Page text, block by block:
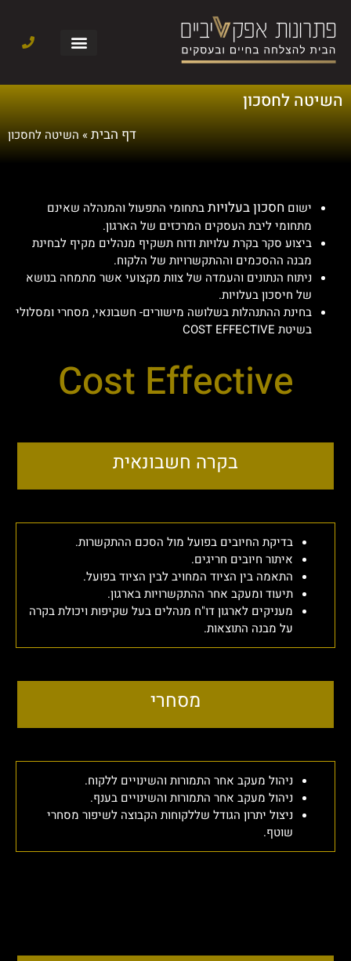
השיטה לחסכון
דף הבית» השיטה לחסכון
ישום חסכון בעלויותבתחומי התפעול והמנהלה שאינם
מתחומי ליבת העסקים המרכזים של הארגון.
ביצוע סקר בקרת עלויות ודוח תשקיף מנהלים מקיף לבחינת
מבנה ההסכמים וההתקשרויות של הלקוח.
ניתוח הנתונים והעמדה של צוות מקצועי אשר מתמחה בנושא
של חיסכון בעלויות.
בחינת ההתנהלות בשלושה מישורים- חשבונאי, מסחרי ומסלולי
בשיטת COST EFFECTIVE
Cost Effective
בקרה חשבונאית
בדיקת החיובים בפועל מול הסכם ההתקשרות.
איתור חיובים חריגים.
התאמה בין הציוד המחויב לבין הציוד בפועל.
תיעוד ומעקב אחר ההתקשרויות בארגון.
מעניקים לארגון דו"ח מנהלים בעל שקיפות ויכולת בקרה
על מבנה התוצאות.
מסחרי
ניהול מעקב אחר התמורות והשינויים ללקוח.
ניהול מעקב אחר התמורות והשינויים בענף.
ניצול יתרון הגודל שללקוחות הקבוצה לשיפור מסחרי
שוטף.